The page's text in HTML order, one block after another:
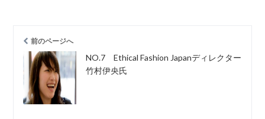
前のページへ
NO.7 Ethical Fashion Japanディレクター
竹村伊央氏